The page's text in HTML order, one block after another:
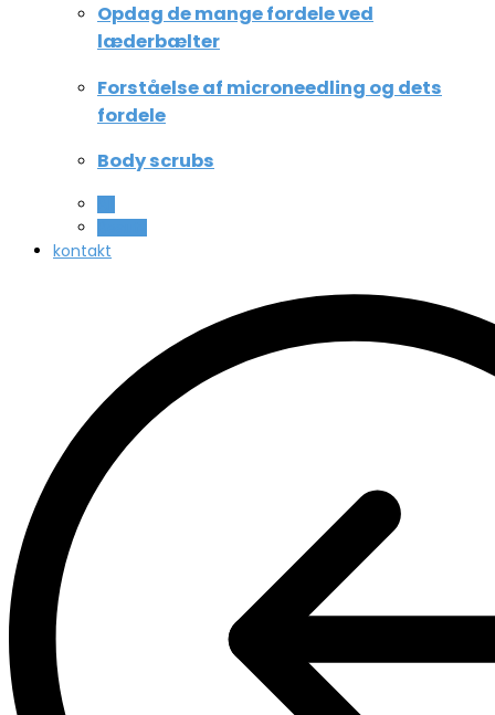
Opdag de mange fordele ved
læderbælter
Forståelse af microneedling og dets
fordele
Body scrubs
kontakt